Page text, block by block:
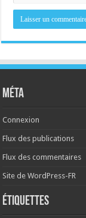
Méta
Connexion
Flux des publications
Flux des commentaires
Site de WordPress-FR
Étiquettes